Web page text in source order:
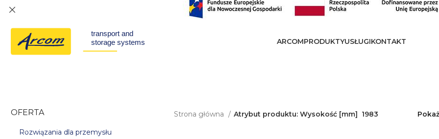
ARCOMPRODUKTYUSŁUGIKONTAKT
OFERTA
Rozwiązania dla przemysłu
Strona główna Atrybut produktu: Wysokość [mm] 1983 Pokaż